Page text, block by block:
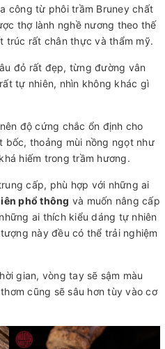
công từ phôi trầm Bruney chất
thợ lành nghề nương theo thế
trúc rất chân thực và thẩm mỹ.
đỏ rất đẹp, từng đường vân
tự nhiên, nhìn không khác gì
độ cứng chắc ổn định cho
thoảng mùi nồng ngọt như
hiếm trong trầm hương.
cấp, phù hợp với những ai
phổ thông và muốn nâng cấp
ai thích kiểu dáng tự nhiên
này đều có thể trải nghiệm
gian, vòng tay sẽ sậm màu
cũng sẽ sâu hơn tùy vào cơ